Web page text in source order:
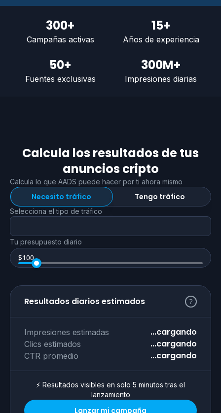
300+
Campañas activas
15+
Años de experiencia
50+
Fuentes exclusivas
300M+
Impresiones diarias
Calcula los resultados de tus
anuncios cripto
Calcula lo que AADS puede hacer por ti ahora mismo
Necesito tráfico Tengo tráfico
Selecciona el tipo de tráfico
Tu presupuesto diario
$100
Resultados diarios estimados
Impresiones estimadas ...cargando
Clics estimados ...cargando
CTR promedio ...cargando
⚡ Resultados visibles en solo 5 minutos tras el
lanzamiento
Lanzar mi campaña